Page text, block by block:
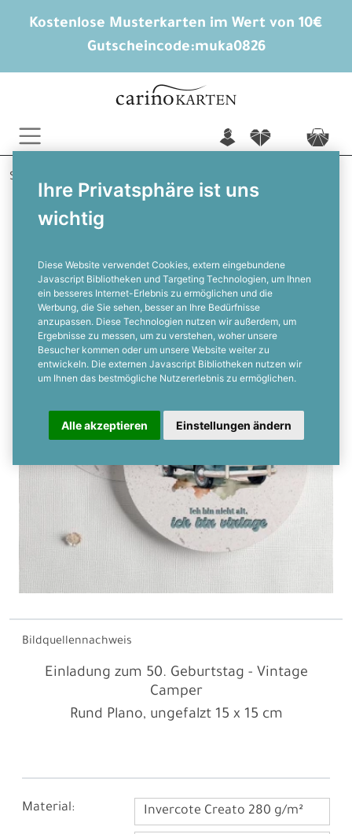
Kostenlose Musterkarten im Wert von 10€
Gutscheincode:muka0826
Ihre Privatsphäre ist uns
wichtig
Diese Website verwendet Cookies, extern eingebundene
Javascript Bibliotheken und Targeting Technologien, um Ihnen
ein besseres Internet-Erlebnis zu ermöglichen und die
Werbung, die Sie sehen, besser an Ihre Bedürfnisse
anzupassen. Diese Technologien nutzen wir außerdem, um
Ergebnisse zu messen, um zu verstehen, woher unsere
Besucher kommen oder um unsere Website weiter zu
entwickeln. Die externen Javascript Bibliotheken nutzen wir
um Ihnen das bestmögliche Nutzererlebnis zu ermöglichen.
Alle akzeptieren Einstellungen ändern
n f c
Startseite
50. Geburtstag
Vintage Camper
Bildquellennachweis
Einladung zum 50. Geburtstag mit
Einladung zum 50. Geburtstag - Vintage
Camper
Rund Plano, ungefalzt 15 x 15 cm
Material: Invercote Creato 280 g/m²